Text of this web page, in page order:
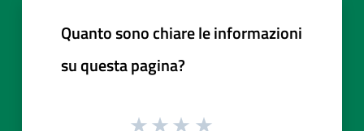
Quanto sono chiare le informazioni
su questa pagina?